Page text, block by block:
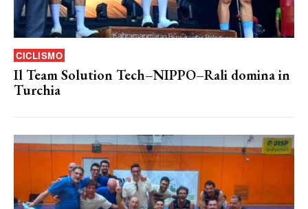
CICLISMO
Il Team Solution Tech–NIPPO–Rali domina in
Turchia